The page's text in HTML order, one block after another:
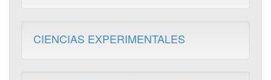
CIENCIAS EXPERIMENTALES